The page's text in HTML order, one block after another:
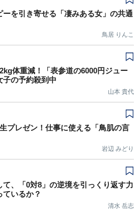
ーを引き寄せる「凄みある女」の共通
鳥居 りんこ
体重減！「表参道の6000円ジュー
子の予約殺到中
山本 貴代
プレゼン！仕事に使える「鳥肌の言
岩辺 みどり
て、「0対8」の逆境を引っくり返す力
ているか？
清水 岳志